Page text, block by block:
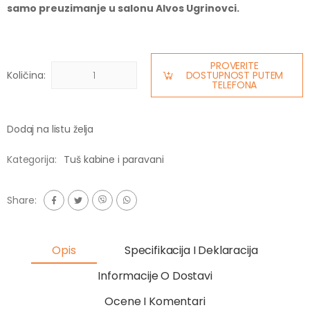
samo preuzimanje u salonu Alvos Ugrinovci.
Količina:
PROVERITE
DOSTUPNOST PUTEM
TELEFONA
Dodaj na listu želja
Kategorija: Tuš kabine i paravani
Share:
Opis
Specifikacija I Deklaracija
Informacije O Dostavi
Ocene I Komentari